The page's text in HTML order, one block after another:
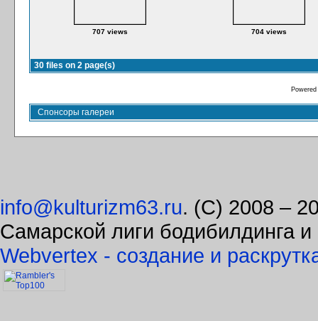
707 views 704 views
30 files on 2 page(s)
Спонсоры галереи
info@kulturizm63.ru. (C) 2008 –
Самарской лиги бодибилдинга
Webvertex - создание и